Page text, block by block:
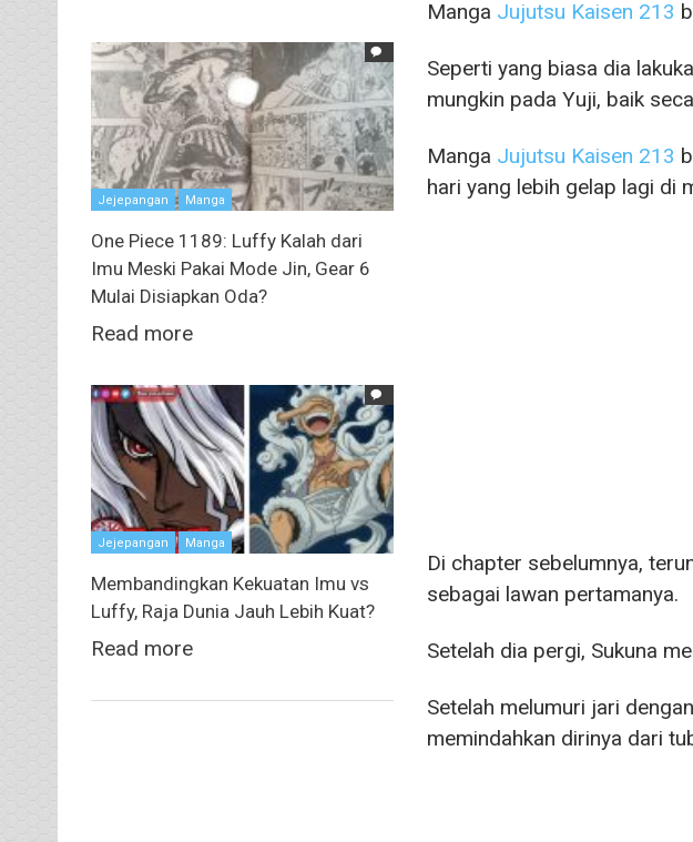
Manga Jujutsu Kaisen 213
Seperti yang biasa dia
mungkin pada Yuji, baik
Manga Jujutsu Kaisen 213
hari yang lebih gelap lagi di
Di chapter sebelumnya,
sebagai lawan pertamanya.
Setelah dia pergi, Sukuna
Setelah melumuri jari
memindahkan dirinya dari
Jejepangan Manga
One Piece 1189: Luffy Kalah dari
Imu Meski Pakai Mode Jin, Gear 6
Mulai Disiapkan Oda?
Read more
Jejepangan Manga
Membandingkan Kekuatan Imu vs
Luffy, Raja Dunia Jauh Lebih Kuat?
Read more